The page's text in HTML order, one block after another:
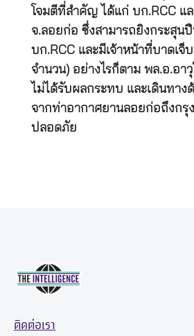
โจมตีที่สำคัญ ได้แก่ บก.RCC แล
จ.ลอยก่อ ซึ่งสามารถยิงกระสุนปื
บก.RCC และมีเจ้าหน้าที่บาดเจ็
จำนวน) อย่างไรก็ตาม พล.อ.อา
ไม่ได้รับผลกระทบ และเดินทาง
จากท่าอากาศยานลอยก่อถึงกรุ
ปลอดภัย
ติดต่อเรา